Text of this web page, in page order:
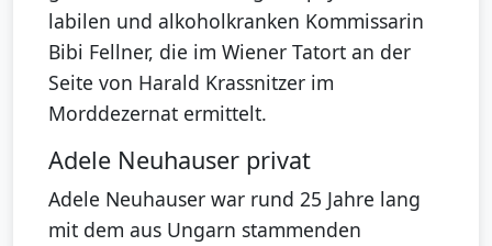
labilen und alkoholkranken Kommissarin
Bibi Fellner, die im Wiener Tatort an der
Seite von Harald Krassnitzer im
Morddezernat ermittelt.
Adele Neuhauser privat
Adele Neuhauser war rund 25 Jahre lang
mit dem aus Ungarn stammenden